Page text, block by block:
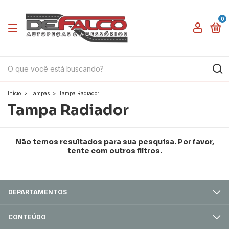
0
Início > Tampas > Tampa Radiador
Tampa Radiador
Não temos resultados para sua pesquisa. Por favor,
tente com outros filtros.
DEPARTAMENTOS
CONTEÚDO